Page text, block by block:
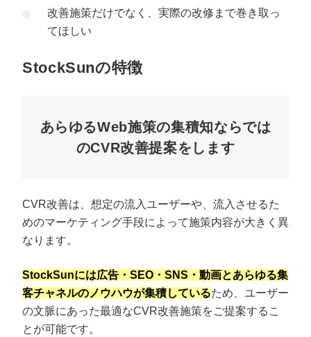
改善施策だけでなく、実際の改修まで巻き取っ
てほしい
StockSunの特徴
あらゆるWeb施策の集積知ならでは
のCVR改善提案をします
CVR改善は、想定の流入ユーザーや、流入させるた
めのマーケティング手段によって施策内容が大きく異
なります。
StockSunには広告・SEO・SNS・動画とあらゆる集
客チャネルのノウハウが集積しているため、ユーザー
の文脈にあった最適なCVR改善施策をご提案するこ
とが可能です。